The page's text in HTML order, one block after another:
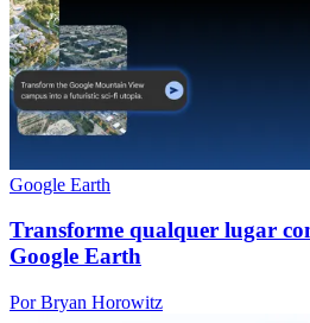
Google Earth
Transforme qualquer lugar
Google Earth
Por Bryan Horowitz